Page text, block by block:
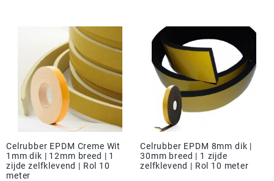
Celrubber EPDM Creme Wit
1mm dik | 12mm breed | 1
zijde zelfklevend | Rol 10
meter
Celrubber EPDM 8mm dik |
30mm breed | 1 zijde
zelfklevend | Rol 10 meter